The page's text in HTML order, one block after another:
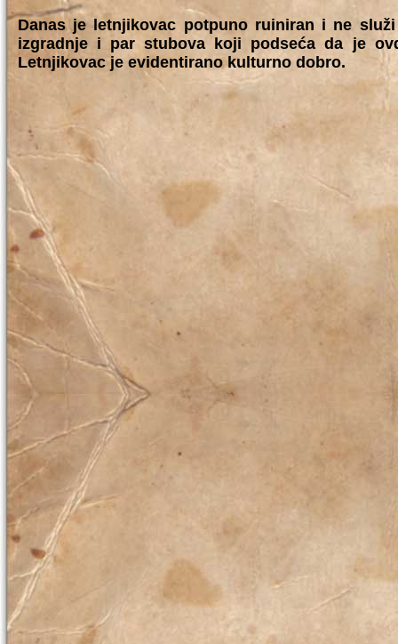
Danas je letnjikovac potpuno ruiniran i ne
izgradnje i par stubova koji podseća da je
Letnjikovac je evidentirano kulturno dobro.